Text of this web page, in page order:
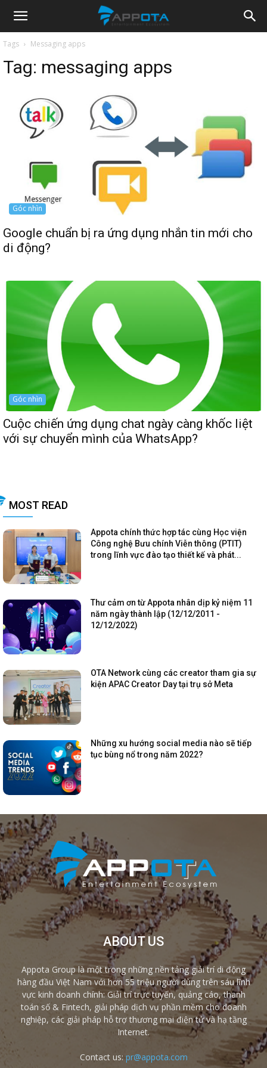
Appota
News
Tags Messaging apps
Tag: messaging apps
Góc nhìn
Google chuẩn bị ra ứng dụng nhắn tin mới cho
di động?
Góc nhìn
Cuộc chiến ứng dụng chat ngày càng khốc liệt
với sự chuyển mình của WhatsApp?
MOST READ
Appota chính thức hợp tác cùng Học viện
Công nghệ Bưu chính Viễn thông (PTIT)
trong lĩnh vực đào tạo thiết kế và phát...
Thư cảm ơn từ Appota nhân dịp kỷ niệm 11
năm ngày thành lập (12/12/2011 -
12/12/2022)
OTA Network cùng các creator tham gia sự
kiện APAC Creator Day tại trụ sở Meta
Những xu hướng social media nào sẽ tiếp
tục bùng nổ trong năm 2022?
ABOUT US
Appota Group là một trong những nền tảng giải trí di động
hàng đầu Việt Nam với hơn 55 triệu người dùng trên sáu lĩnh
vực kinh doanh chính: Giải trí trực tuyến, quảng cáo, thanh
toán số & Fintech, giải pháp dịch vụ phần mềm cho doanh
nghiệp, các giải pháp hỗ trợ thương mại điện tử và hạ tầng
Internet.
Contact us: pr@appota.com